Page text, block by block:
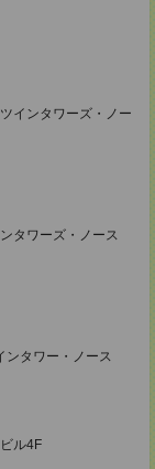
インタワーズ・ノー
タワーズ・ノース
ンタワー・ノース
ル4F